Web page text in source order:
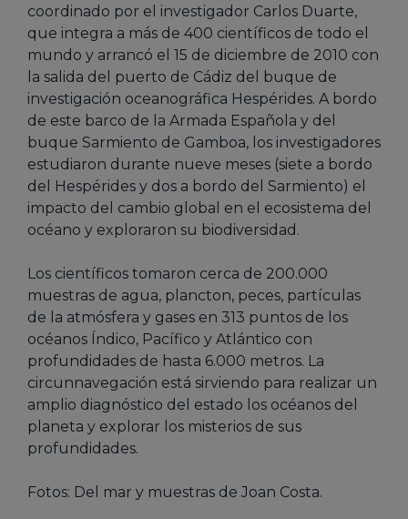
coordinado por el investigador Carlos Duarte,
que integra a más de 400 científicos de todo el
mundo y arrancó el 15 de diciembre de 2010 con
la salida del puerto de Cádiz del buque de
investigación oceanográfica Hespérides. A bordo
de este barco de la Armada Española y del
buque Sarmiento de Gamboa, los investigadores
estudiaron durante nueve meses (siete a bordo
del Hespérides y dos a bordo del Sarmiento) el
impacto del cambio global en el ecosistema del
océano y exploraron su biodiversidad.
Los científicos tomaron cerca de 200.000
muestras de agua, plancton, peces, partículas
de la atmósfera y gases en 313 puntos de los
océanos Índico, Pacífico y Atlántico con
profundidades de hasta 6.000 metros. La
circunnavegación está sirviendo para realizar un
amplio diagnóstico del estado los océanos del
planeta y explorar los misterios de sus
profundidades.
Fotos: Del mar y muestras de Joan Costa.